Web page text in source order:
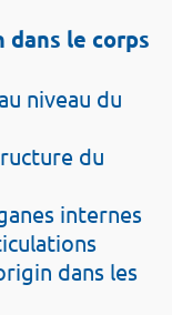
le corps
niveau du
du
internes
dans les